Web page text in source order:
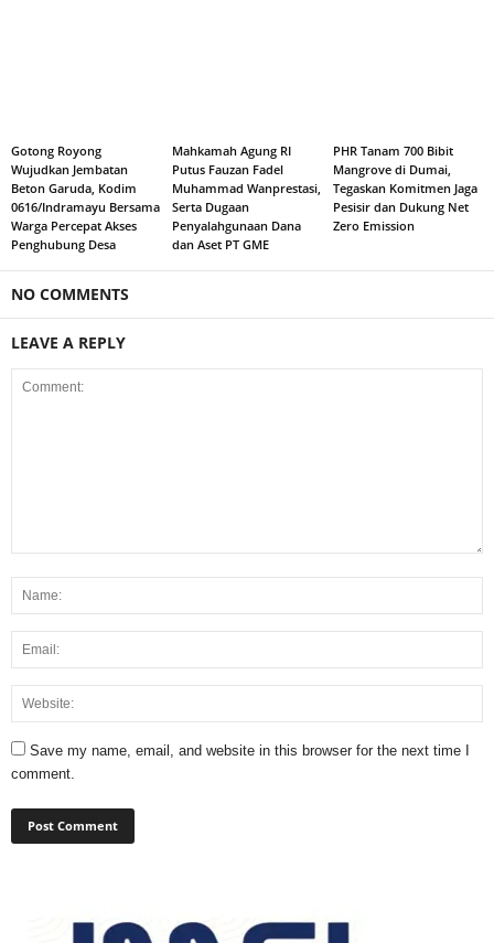
Gotong Royong
Wujudkan Jembatan
Beton Garuda, Kodim
0616/Indramayu Bersama
Warga Percepat Akses
Penghubung Desa
Mahkamah Agung RI
Putus Fauzan Fadel
Muhammad Wanprestasi,
Serta Dugaan
Penyalahgunaan Dana
dan Aset PT GME
PHR Tanam 700 Bibit
Mangrove di Dumai,
Tegaskan Komitmen Jaga
Pesisir dan Dukung Net
Zero Emission
NO COMMENTS
LEAVE A REPLY
Save my name, email, and website in this browser for the next time I
comment.